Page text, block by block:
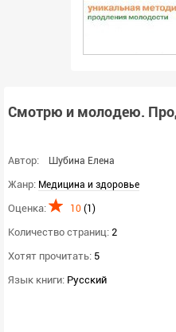
Смотрю и молодею.
Автор: Шубина Елена
Жанр: Медицина и здоровье
Оценка: 10 (1 )
Количество страниц: 2
Хотят прочитать: 5
Язык книги: Русский